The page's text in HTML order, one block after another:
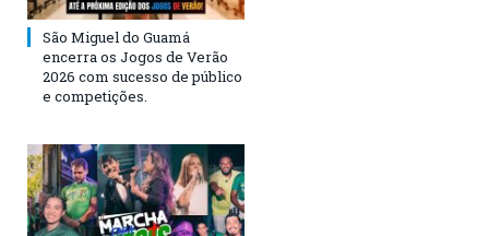
São Miguel do Guamá
encerra os Jogos de Verão
2026 com sucesso de público
e competições.